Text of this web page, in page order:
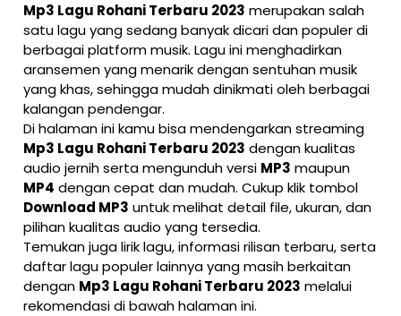
Mp3 Lagu Rohani Terbaru 2023 merupakan salah
satu lagu yang sedang banyak dicari dan populer di
berbagai platform musik. Lagu ini menghadirkan
aransemen yang menarik dengan sentuhan musik
yang khas, sehingga mudah dinikmati oleh berbagai
kalangan pendengar.
Di halaman ini kamu bisa mendengarkan streaming
Mp3 Lagu Rohani Terbaru 2023 dengan kualitas
audio jernih serta mengunduh versi MP3 maupun
MP4 dengan cepat dan mudah. Cukup klik tombol
Download MP3 untuk melihat detail file, ukuran, dan
pilihan kualitas audio yang tersedia.
Temukan juga lirik lagu, informasi rilisan terbaru, serta
daftar lagu populer lainnya yang masih berkaitan
dengan Mp3 Lagu Rohani Terbaru 2023 melalui
rekomendasi di bawah halaman ini.